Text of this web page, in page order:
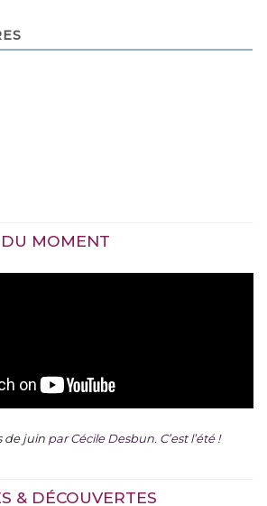
DU MOMENT
de juin par Cécile Desbun. C’est l’été !
& DÉCOUVERTES